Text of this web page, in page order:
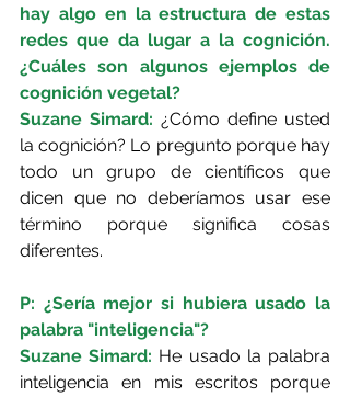
hay algo en la estructura de estas
redes que da lugar a la cognición.
¿Cuáles son algunos ejemplos de
cognición vegetal?
Suzane Simard: ¿Cómo define usted
la cognición? Lo pregunto porque hay
todo un grupo de científicos que
dicen que no deberíamos usar ese
término porque significa cosas
diferentes.
P: ¿Sería mejor si hubiera usado la
palabra "inteligencia"?
Suzane Simard: He usado la palabra
inteligencia en mis escritos porque